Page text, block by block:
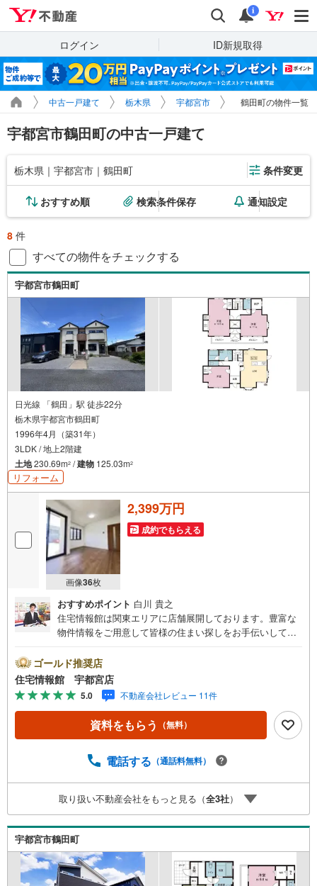
検索 通知
i
ログイン ID新規取得
中古一戸建て 栃木県 宇都宮市 鶴田町の物件一覧
宇都宮市鶴田町の中古一戸建て
栃木県｜宇都宮市｜鶴田町 条件変更
おすすめ順 検索条件保存 通知設定
8 件
すべての物件をチェックする
宇都宮市鶴田町
日光線 「鶴田」駅 徒歩22分
栃木県宇都宮市鶴田町
1996年4月（築31年）
3LDK / 地上2階建
土地230.69m2 /建物 125.03m2
リフォーム
画像36枚
2,399万円
成約でもらえる
おすすめポイント 白川 貴之
住宅情報館は関東エリアに店舗展開しております。豊富な
物件情報をご用意して皆様の住まい探しをお手伝いしてお
さい。住宅ローン相談会も同時開催中無理のない住宅ロー
ンの試算やご購入の際にかかる諸費用の概算も行っており
ます。しっかりとした資金計画のアドバイスをさせて頂き
ますので、お気軽にご相談ください。
ゴールド推奨店
住宅情報館 宇都宮店
5.0 不動産会社レビュー 11件
資料をもらう （無料）
電話する （通話料無料）
取り扱い不動産会社をもっと見る（全3社）
宇都宮市鶴田町